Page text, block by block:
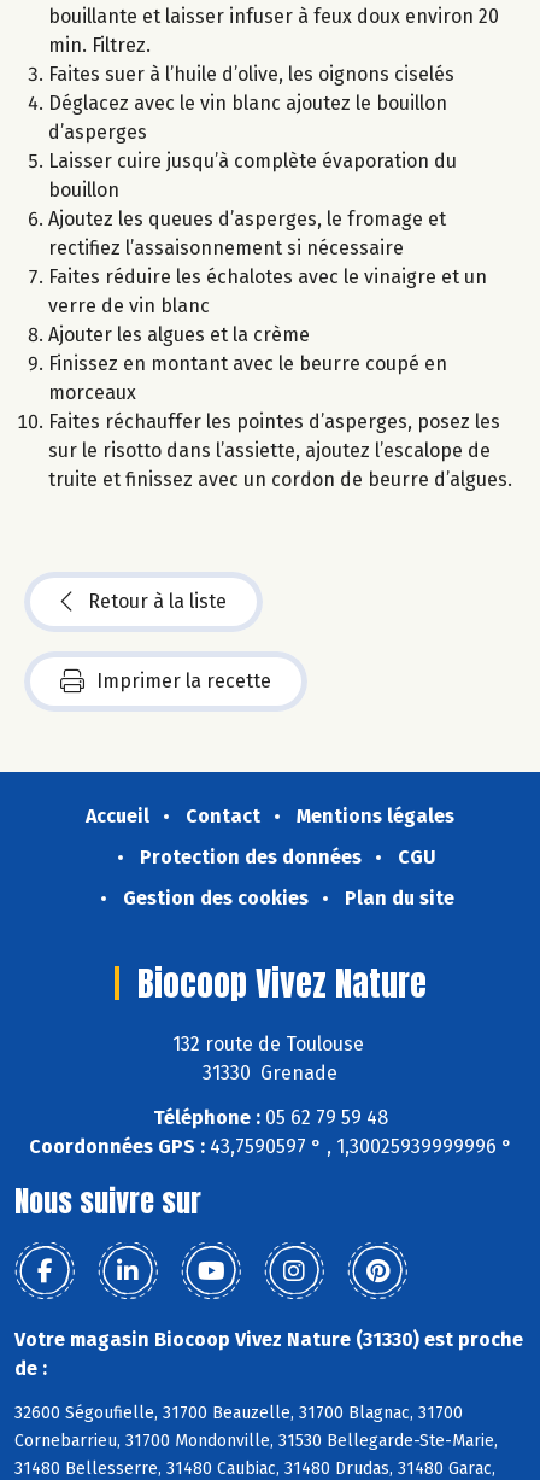
bouillante et laisser infuser à feux doux environ 20
min. Filtrez.
Faites suer à l’huile d’olive, les oignons ciselés
Déglacez avec le vin blanc ajoutez le bouillon
d’asperges
Laisser cuire jusqu’à complète évaporation du
bouillon
Ajoutez les queues d’asperges, le fromage et
rectifiez l’assaisonnement si nécessaire
Faites réduire les échalotes avec le vinaigre et un
verre de vin blanc
Ajouter les algues et la crème
Finissez en montant avec le beurre coupé en
morceaux
Faites réchauffer les pointes d’asperges, posez les
sur le risotto dans l’assiette, ajoutez l’escalope de
truite et finissez avec un cordon de beurre d’algues.
Retour à la liste
Imprimer la recette
Accueil Contact
Mentions légales
Protection des données
CGU
Gestion des cookies
Plan du site
Biocoop Vivez Nature
132 route de Toulouse
31330 Grenade
Téléphone :05 62 79 59 48
Coordonnées GPS :43,7590597 ° , 1,30025939999996 °
Nous suivre sur
Votre magasin Biocoop Vivez Nature (31330) est proche
de :
32600 Ségoufielle, 31700 Beauzelle, 31700 Blagnac, 31700
Cornebarrieu, 31700 Mondonville, 31530 Bellegarde-Ste-Marie,
31480 Bellesserre, 31480 Caubiac, 31480 Drudas, 31480 Garac,